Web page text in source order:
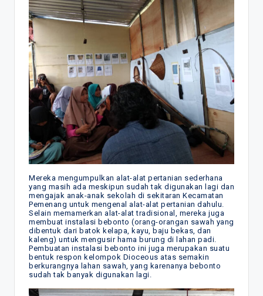
Mereka mengumpulkan alat-alat pertanian sederhana
yang masih ada meskipun sudah tak digunakan lagi dan
mengajak anak-anak sekolah di sekitaran Kecamatan
Pemenang untuk mengenal alat-alat pertanian dahulu.
Selain memamerkan alat-alat tradisional, mereka juga
membuat instalasi bebonto (orang-orangan sawah yang
dibentuk dari batok kelapa, kayu, baju bekas, dan
kaleng) untuk mengusir hama burung di lahan padi.
Pembuatan instalasi bebonto ini juga merupakan suatu
bentuk respon kelompok Dioceous atas semakin
berkurangnya lahan sawah, yang karenanya bebonto
sudah tak banyak digunakan lagi.